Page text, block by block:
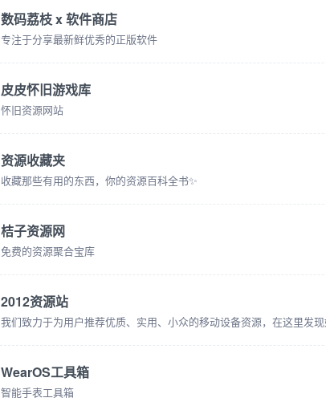
数码荔枝 x 软件商店
专注于分享最新鲜优秀的正版软件
皮皮怀旧游戏库
怀旧资源网站
资源收藏夹
收藏那些有用的东西，你的资源百科全书✨
桔子资源网
免费的资源聚合宝库
2012资源站
WearOS工具箱
智能手表工具箱